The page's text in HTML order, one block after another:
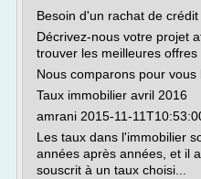
Besoin d'un rachat de crédit
Décrivez-nous votre projet
trouver les meilleures
Nous comparons pour
Taux immobilier avril 2016
amrani 2015-11-
Les taux dans l'immobilier
années après années, et il
souscrit à un taux choisi...